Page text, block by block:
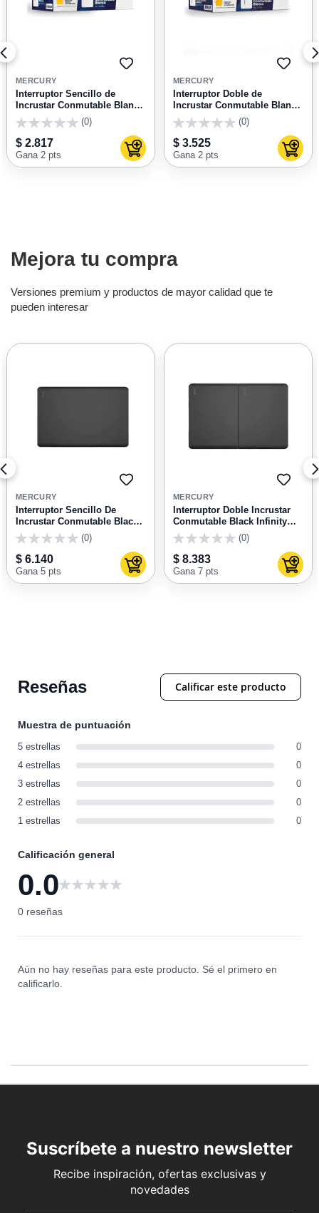
al carrito
AGREGAR
FAVORITOS
MERCURY
Interruptor Sencillo de
Incrustar Conmutable Blanco
ETI08 Mercury
(0)
$ 2.817
Gana 2 pts Agregar al carrito
MERCURY
Interruptor Doble de
Incrustar Conmutable Blanco
ETI09 Mercury
(0)
$ 3.525
Gana 2 pts
Mejora tu compra
Versiones premium y productos de mayor calidad que te
pueden interesar
al carrito
AGREGAR
FAVORITOS
MERCURY
Interruptor Sencillo De
Incrustar Conmutable Black
Infinity ETI265
(0)
$ 6.140
Gana 5 pts Agregar al carrito
MERCURY
Interruptor Doble Incrustar
Conmutable Black Infinity
ETI266
(0)
$ 8.383
Gana 7 pts
Reseñas Calificar este producto
Muestra de puntuación
5 estrellas
0
4 estrellas
0
3 estrellas
0
2 estrellas
0
1 estrellas
0
Calificación general
0.0
0 reseñas
Aún no hay reseñas para este producto. Sé el primero en
calificarlo.
Suscríbete a nuestro newsletter
Recibe inspiración, ofertas exclusivas y
novedades